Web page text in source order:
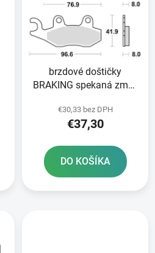
brzdové doštičky
BRAKING spekaná zmes
€30,33 bez DPH
€37,30
DO KOŠÍKA